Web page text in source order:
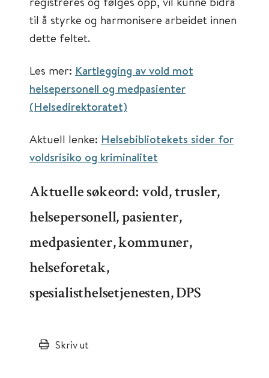
til å styrke og harmonisere arbeidet innen
dette feltet.
Les mer: Kartlegging av vold mot
helsepersonell og medpasienter
(Helsedirektoratet)
Aktuell lenke: Helsebibliotekets sider for
voldsrisiko og kriminalitet
Aktuelle søkeord: vold, trusler,
helsepersonell, pasienter,
medpasienter, kommuner,
helseforetak,
spesialisthelsetjenesten, DPS
Skriv ut